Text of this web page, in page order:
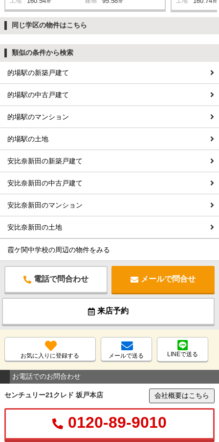
同じ学区の物件はこちら
類似の条件から検索
的場駅の新築戸建て
的場駅の中古戸建て
的場駅のマンション
的場駅の土地
安比奈新田の新築戸建て
安比奈新田の中古戸建て
安比奈新田のマンション
安比奈新田の土地
霞ケ関中学校の周辺の物件をみる
電話で問合わせ メールで問合せ
来店予約
お気に入りに登録する メールで送る LINEで送る
お電話でのお問合わせ
センチュリー21クレド 坂戸本店 会社概要はこちら
0120-89-9010